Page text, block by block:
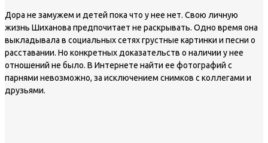
Дора не замужем и детей пока что у нее нет. Свою личную
жизнь Шиханова предпочитает не раскрывать. Одно время она
выкладывала в социальных сетях грустные картинки и песни о
расставании. Но конкретных доказательств о наличии у нее
отношений не было. В Интернете найти ее фотографий с
парнями невозможно, за исключением снимков с коллегами и
друзьями.